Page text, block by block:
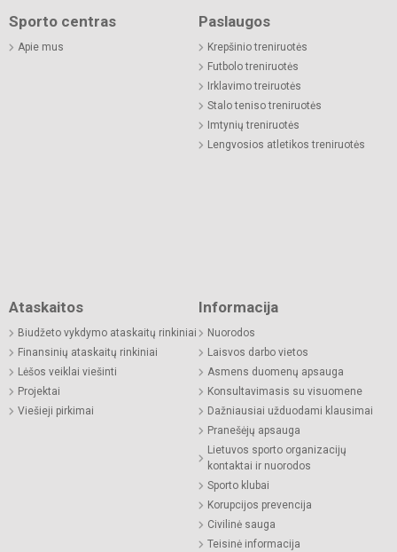
Sporto centras
Apie mus
Paslaugos
Krepšinio treniruotės
Futbolo treniruotės
Irklavimo treiruotės
Stalo teniso treniruotės
Imtynių treniruotės
Lengvosios atletikos treniruotės
Ataskaitos
Biudžeto vykdymo ataskaitų rinkiniai
Finansinių ataskaitų rinkiniai
Lėšos veiklai viešinti
Projektai
Viešieji pirkimai
Informacija
Nuorodos
Laisvos darbo vietos
Asmens duomenų apsauga
Konsultavimasis su visuomene
Dažniausiai užduodami klausimai
Pranešėjų apsauga
Lietuvos sporto organizacijų
kontaktai ir nuorodos
Sporto klubai
Korupcijos prevencija
Civilinė sauga
Teisinė informacija